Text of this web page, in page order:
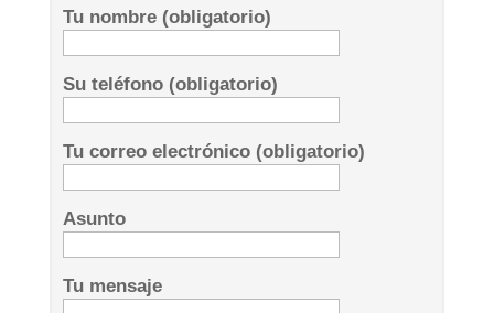
Tu nombre (obligatorio)
Su teléfono (obligatorio)
Tu correo electrónico (obligatorio)
Asunto
Tu mensaje